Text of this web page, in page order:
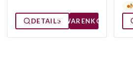
DETAILS WARENKORB